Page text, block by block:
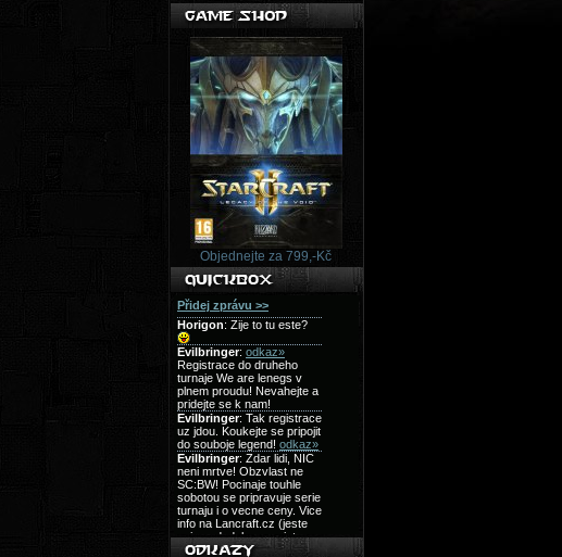
Objednejte za 799,-Kč